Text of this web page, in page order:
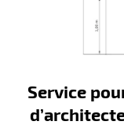
Service